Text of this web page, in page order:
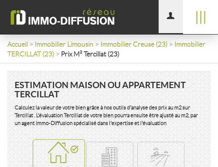
Accueil > Immobilier Limousin > Immobilier Creuse (23) > Immobilier
TERCILLAT (23) > Prix M² Tercillat (23)
ESTIMATION MAISON OU APPARTEMENT
TERCILLAT
Calculez la valeur de votre bien grâce à nos outils d'analyse des prix au m2 sur
Tercillat . L'évaluation Tercillat de votre bien pourra ensuite être ajusté au m2, par
un agent Immo-Diffusion spécialisé dans l'expertise et l'évaluation